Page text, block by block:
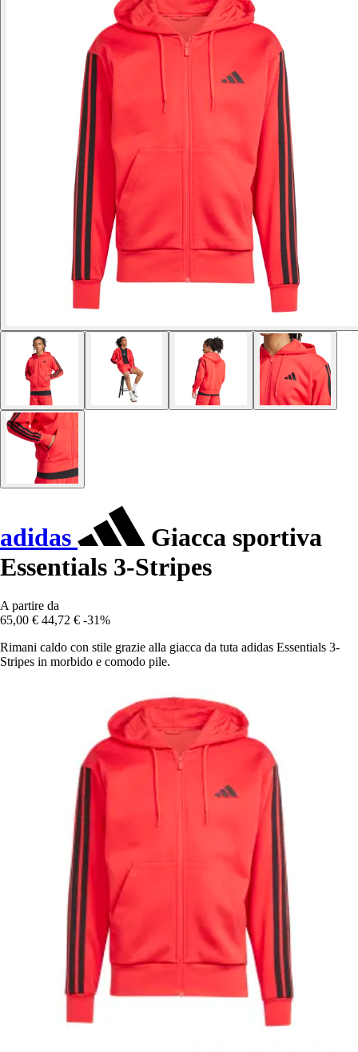
adidas
Giacca sportiva
Essentials 3-Stripes
A partire da
65,00 € 44,72 € -31%
Rimani caldo con stile grazie alla giacca da tuta adidas Essentials 3-
Stripes in morbido e comodo pile.